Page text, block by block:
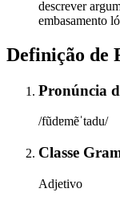
descrever
embasamento
Definição de
Pronúncia
/fũdɐmẽˈtadu/
Classe
Adjetivo